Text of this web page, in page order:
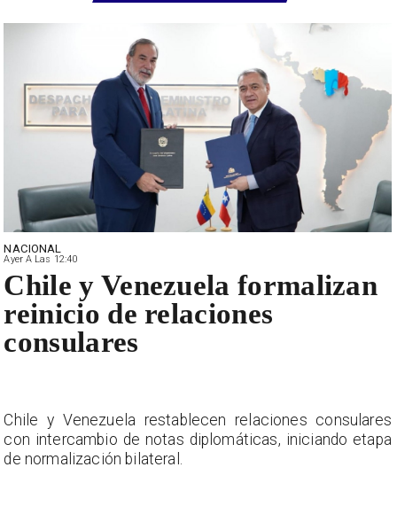
NACIONAL
Ayer A Las 12:40
Chile y Venezuela formalizan
reinicio de relaciones
consulares
Chile y Venezuela restablecen relaciones consulares
con intercambio de notas diplomáticas, iniciando etapa
de normalización bilateral.